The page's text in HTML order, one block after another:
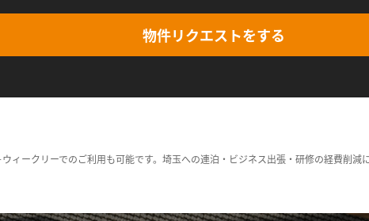
物件リクエストをする
ークリーでのご利用も可能です。埼玉への連泊・ビジネス出張・研修の経費削減